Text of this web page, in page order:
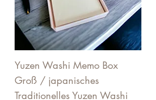
Yuzen Washi Memo Box
Groß / japanisches
Traditionelles Yuzen Washi